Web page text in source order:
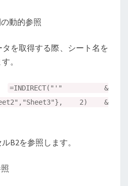
動的参照
を取得する際、シート名を
。
=INDIRECT("'" &
2) &
B2を参照します。